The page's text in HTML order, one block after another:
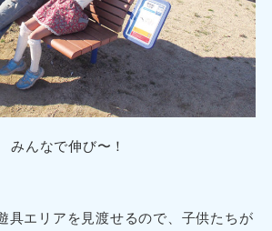
みんなで伸び〜！
具エリアを見渡せるので、子供たちが